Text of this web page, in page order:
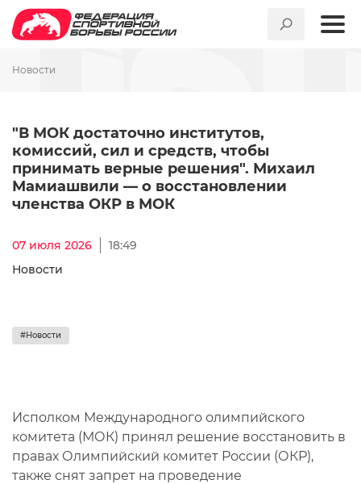
Новости
"В МОК достаточно институтов,
комиссий, сил и средств, чтобы
принимать верные решения". Михаил
Мамиашвили — о восстановлении
членства ОКР в МОК
07 июля 2026
18:49
Новости
#Новости
Исполком Международного олимпийского
комитета (МОК) принял решение восстановить в
правах Олимпийский комитет России (ОКР),
также снят запрет на проведение